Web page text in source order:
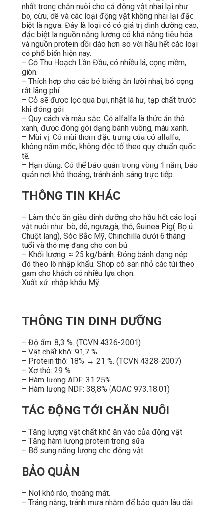
nhất trong chăn nuôi cho cả động vật nhai lại như
bò, cừu, dê và các loại động vật không nhai lại đặc
biệt là ngựa. Đây là loại cỏ có giá trị dinh dưỡng cao,
đặc biệt là nguồn năng lượng có khả năng tiêu hóa
và nguồn protein dồi dào hơn so với hầu hết các loại
cỏ phổ biến hiện nay.
– Cỏ Thu Hoạch Lần Đầu, cỏ nhiều lá, cọng mềm,
giòn.
– Thích hợp cho các bé biếng ăn lười nhai, bỏ cọng
rất lãng phí.
– Cỏ sẽ được lọc qua bụi, nhặt lá hư, tạp chất trước
khi đóng gói
– Quy cách và màu sắc: Cỏ alfalfa là thức ăn thô
xanh, được đóng gói dạng bánh vuông, màu xanh.
– Mùi vị: Có mùi thơm đặc trưng của cỏ alfalfa,
không nấm mốc, không độc tố theo quy chuẩn quốc
tế.
– Hạn dùng: Có thể bảo quản trong vòng 1 năm, bảo
quản nơi khô thoáng, tránh ánh sáng trực tiếp.
THÔNG TIN KHÁC
– Làm thức ăn giàu dinh dưỡng cho hầu hết các loại
vật nuôi như: bò, dê, ngựa,gà, thỏ, Guinea Pig( Bọ ú,
Chuột lang), Sóc Bắc Mỹ, Chinchilla dưới 6 tháng
tuổi và thỏ mẹ đang cho con bú
– Khối lượng: ≈ 25 kg/bánh. Đóng bánh dạng nép
đô theo lô nhập khẩu. Shop có san nhỏ các túi theo
gam cho khách có nhiều lựa chọn.
Xuất xứ: nhập khẩu Mỹ
THÔNG TIN DINH DƯỠNG
– Độ ẩm: 8,3 %. (TCVN 4326-2001)
– Vật chất khô: 91,7 %
– Protein thô: 18% → 21 %. (TCVN 4328-2007)
– Xơ thô: 29 %
– Hàm lượng ADF: 31.25%
– Hàm lượng NDF: 38,8% (AOAC 973.18.01)
TÁC ĐỘNG TỚI CHĂN NUÔI
– Tăng lượng vật chất khô ăn vào của động vật
– Tăng hàm lượng protein trong sữa
– Bổ sung năng lượng cho động vật
BẢO QUẢN
– Nơi khô ráo, thoáng mát.
– Tráng nắng, tránh mưa nhằm để bảo quản lâu dài.